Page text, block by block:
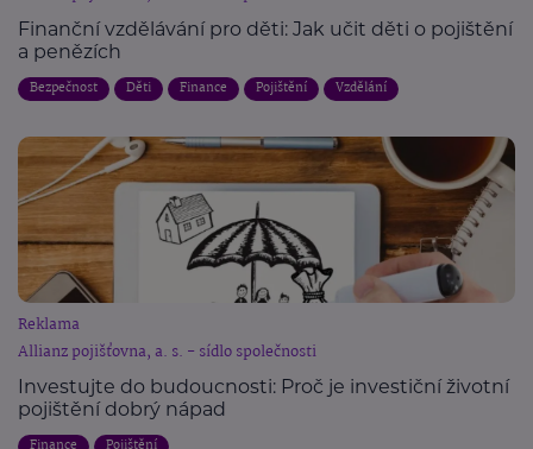
Finanční vzdělávání pro děti: Jak učit děti o pojištění
a penězích
Bezpečnost Děti Finance Pojištění Vzdělání
Reklama
Allianz pojišťovna, a. s. - sídlo společnosti
Investujte do budoucnosti: Proč je investiční životní
pojištění dobrý nápad